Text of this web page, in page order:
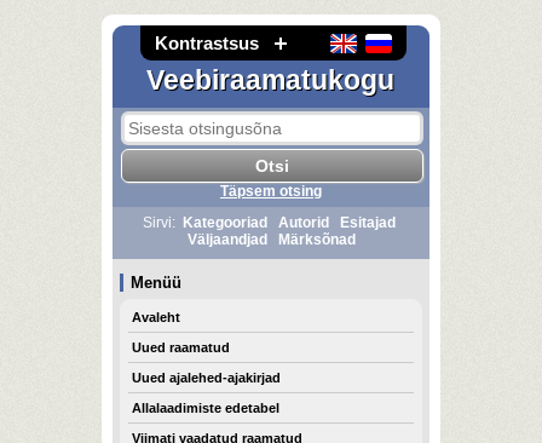
Kontrastsus
Veebiraamatukogu
Täpsem otsing
Sirvi:
Kategooriad Autorid
Esitajad
Väljaandjad
Märksõnad
Menüü
Avaleht
Uued raamatud
Uued ajalehed-ajakirjad
Allalaadimiste edetabel
Viimati vaadatud raamatud